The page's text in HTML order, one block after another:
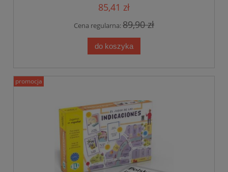
85,41 zł
Cena regularna:89,90 zł
do koszyka
promocja